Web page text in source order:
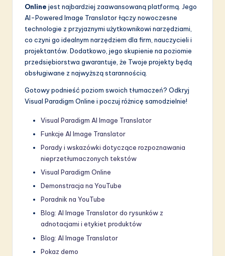
Online jest najbardziej zaawansowaną platformą. Jego
AI-Powered Image Translator łączy nowoczesne
technologie z przyjaznymi użytkownikowi narzędziami,
co czyni go idealnym narzędziem dla firm, nauczycieli i
projektantów. Dodatkowo, jego skupienie na poziomie
przedsiębiorstwa gwarantuje, że Twoje projekty będą
obsługiwane z najwyższą starannością.
Gotowy podnieść poziom swoich tłumaczeń? Odkryj
Visual Paradigm Online i poczuj różnicę samodzielnie!
Visual Paradigm AI Image Translator
Funkcje AI Image Translator
Porady i wskazówki dotyczące rozpoznawania
nieprzetłumaczonych tekstów
Visual Paradigm Online
Demonstracja na YouTube
Poradnik na YouTube
Blog: AI Image Translator do rysunków z
adnotacjami i etykiet produktów
Blog: AI Image Translator
Pokaz demo